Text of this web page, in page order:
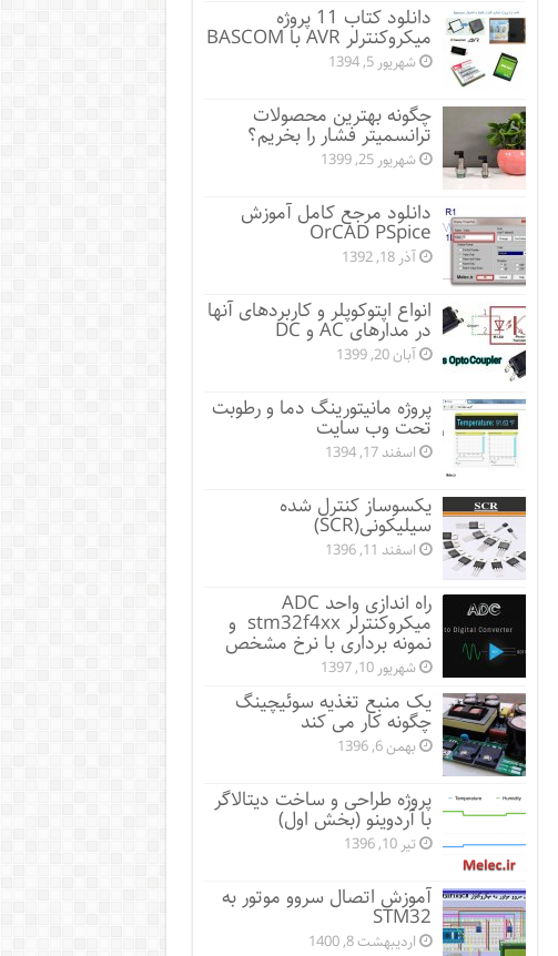
دانلود کتاب 11 پروژه
میکروکنترلر AVR با BASCOM
شهریور 5, 1394
چگونه بهترین محصولات
ترانسمیتر فشار را بخریم؟
شهریور 25, 1399
دانلود مرجع کامل آموزش
OrCAD PSpice
آذر 18, 1392
انواع اپتوکوپلر و کاربردهای آنها
در مدارهای AC و DC
آبان 20, 1399
پروژه مانيتورينگ دما و رطوبت
تحت وب سایت
اسفند 17, 1394
یکسوساز کنترل شده
سیلیکونی(SCR)
اسفند 11, 1396
راه اندازی واحد ADC
میکروکنترلر stm32f4xx و
نمونه برداری با نرخ مشخص
شهریور 10, 1397
یک منبع تغذیه سوئیچینگ
چگونه کار می کند
بهمن 6, 1396
پروژه طراحی و ساخت دیتالاگر
با آردوینو (بخش اول)
تیر 10, 1396
آموزش اتصال سروو موتور به
STM32
اردیبهشت 8, 1400